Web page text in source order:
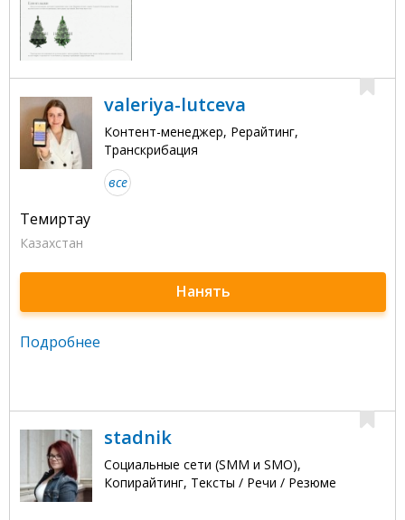
valeriya-lutceva
Контент-менеджер, Рерайтинг,
Транскрибация
все
Темиртау
Казахстан
Нанять
Подробнее
stadnik
Социальные сети (SMM и SMO),
Копирайтинг, Тексты / Речи / Резюме